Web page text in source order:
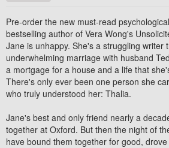
Pre-order the new must-read
bestselling author of Vera Wong's
Jane is unhappy. She's a struggling writer
underwhelming marriage with husband
a mortgage for a house and a life that
There's only ever been one person she
who truly understood her: Thalia.
Jane's best and only friend nearly a
together at Oxford. But then the night of
have bound them together for good,